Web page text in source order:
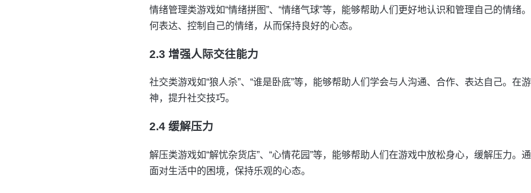
情绪管理类游戏如“情绪拼图”、“情绪气球”等，能够帮助人们更好地认识和管理自己的情绪
何表达、控制自己的情绪，从而保持良好的心态。
2.3 增强人际交往能力
社交类游戏如“狼人杀”、“谁是卧底”等，能够帮助人们学会与人沟通、合作、表达自己。在
神，提升社交技巧。
2.4 缓解压力
解压类游戏如“解忧杂货店”、“心情花园”等，能够帮助人们在游戏中放松身心，缓解压力。
面对生活中的困境，保持乐观的心态。